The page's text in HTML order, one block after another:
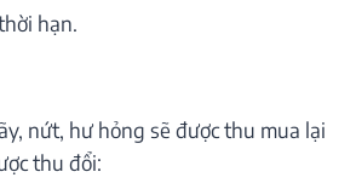
hạn.
nứt, hư hỏng sẽ được thu mua lại
thu đổi: